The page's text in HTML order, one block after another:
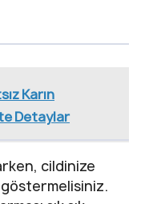
Karın
Detaylar
cildinize